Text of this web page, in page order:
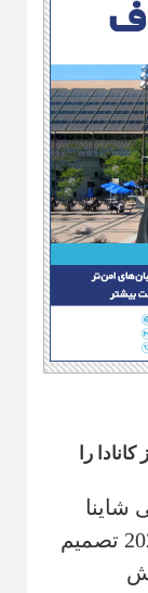
را
شاینا
لئونارد در ادمونتون، روز 13 مه 2026 تصمیم